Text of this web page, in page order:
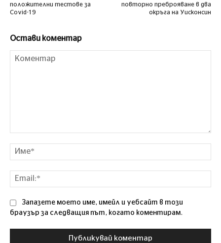
положителни тестове за
Covid-19
повторно преброяване в два
окръга на Уисконсин
Остави коментар
Запазете моето име, имейл и уебсайт в този
браузър за следващия път, когато коментирам.